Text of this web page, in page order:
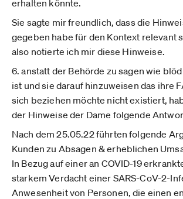
erhalten könnte.
Sie sagte mir freundlich, dass die
gegeben habe für den Kontext relevant
also notierte ich mir diese Hinweise.
6. anstatt der Behörde zu sagen wie
ist und sie darauf hinzuweisen das ihre
sich beziehen möchte nicht existiert,
der Hinweise der Dame folgende
Nach dem 25.05.22 führten folgende
Kunden zu Absagen & erheblichen
In Bezug auf einer an COVID-19
starkem Verdacht einer SARS-CoV-2-
Anwesenheit von Personen, die einen